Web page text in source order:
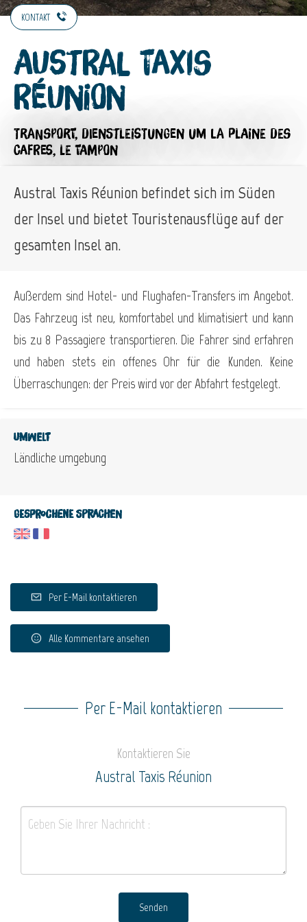
KONTAKT
Austral Taxis
Réunion
TRANSPORT, DIENSTLEISTUNGEN UM LA PLAINE DES
CAFRES, LE TAMPON
Austral Taxis Réunion befindet sich im Süden
der Insel und bietet Touristenausflüge auf der
gesamten Insel an.
Außerdem sind Hotel- und Flughafen-Transfers im Angebot.
Das Fahrzeug ist neu, komfortabel und klimatisiert und kann
bis zu 8 Passagiere transportieren. Die Fahrer sind erfahren
und haben stets ein offenes Ohr für die Kunden. Keine
Überraschungen: der Preis wird vor der Abfahrt festgelegt.
Umwelt
Ländliche umgebung
Gesprochene Sprachen
Per E-Mail kontaktieren
Alle Kommentare ansehen
Per E-Mail kontaktieren
Kontaktieren Sie
Austral Taxis Réunion
Senden